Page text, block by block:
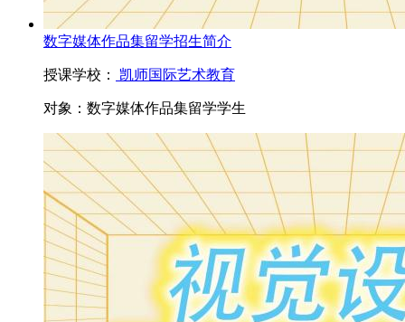
数字媒体作品集留学招生简介
授课学校： 凯师国际艺术教育
对象： 数字媒体作品集留学学生